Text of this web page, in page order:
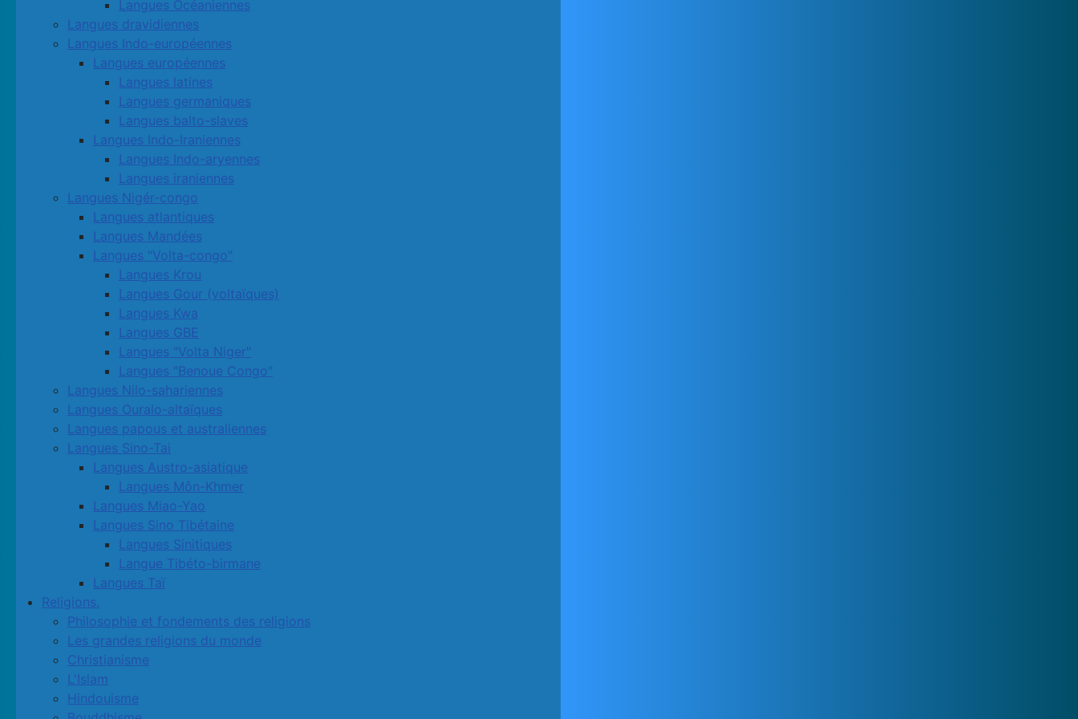
Langues Océaniennes
Langues dravidiennes
Langues Indo-européennes
Langues européennes
Langues latines
Langues germaniques
Langues balto-slaves
Langues Indo-Iraniennes
Langues Indo-aryennes
Langues iraniennes
Langues Nigér-congo
Langues atlantiques
Langues Mandées
Langues "Volta-congo"
Langues Krou
Langues Gour (voltaïques)
Langues Kwa
Langues GBE
Langues "Volta Niger"
Langues "Benoue Congo"
Langues Nilo-sahariennes
Langues Ouralo-altaïques
Langues papous et australiennes
Langues Sino-Tai
Langues Austro-asiatique
Langues Môn-Khmer
Langues Miao-Yao
Langues Sino Tibétaine
Langues Sinitiques
Langue Tibéto-birmane
Langues Taï
Religions.
Philosophie et fondements des religions
Les grandes religions du monde
Christianisme
L'Islam
Hindouisme